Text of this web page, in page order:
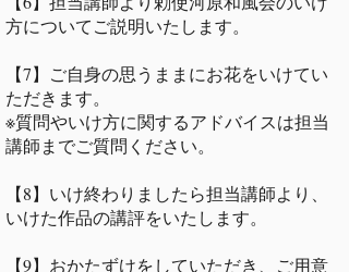
方についてご説明いたします。
【7】ご自身の思うままにお花をいけてい
ただきます。
※質問やいけ方に関するアドバイスは担当
講師までご質問ください。
【8】いけ終わりましたら担当講師より、
いけた作品の講評をいたします。
【9】おかたずけをしていただき、ご用意